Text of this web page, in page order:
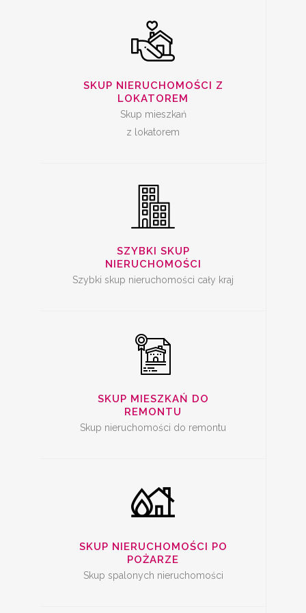
SKUP NIERUCHOMOŚCI Z
LOKATOREM
Skup mieszkań
z lokatorem
SZYBKI SKUP
NIERUCHOMOŚCI
Szybki skup nieruchomości cały kraj
SZYBKA SPRZEDAŻ
MIESZKANIA
SKUP MIESZKAŃ DO
REMONTU
Skup nieruchomości do remontu
SKUP LOKALI DO
REMONTU
SKUP NIERUCHOMOŚCI PO
POŻARZE
Skup spalonych nieruchomości
SKUP SPALONYCH
NIERUCHOMOŚCI
SKUP
PROBLEMAMI